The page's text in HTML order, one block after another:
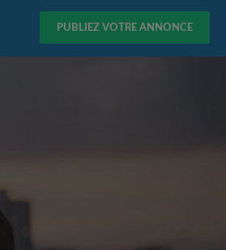
PUBLIEZ VOTRE ANNONCE